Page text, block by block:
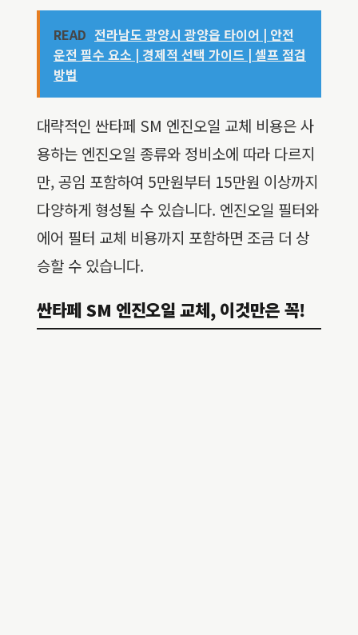
READ 전라남도 광양시 광양읍 타이어 | 안전
운전 필수 요소 | 경제적 선택 가이드 | 셀프 점검
방법
대략적인 싼타페 SM 엔진오일 교체 비용은 사
용하는 엔진오일 종류와 정비소에 따라 다르지
만, 공임 포함하여 5만원부터 15만원 이상까지
다양하게 형성될 수 있습니다. 엔진오일 필터와
에어 필터 교체 비용까지 포함하면 조금 더 상
승할 수 있습니다.
싼타페 SM 엔진오일 교체, 이것만은 꼭!